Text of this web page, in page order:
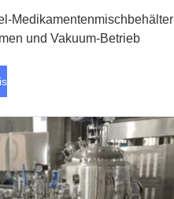
Medikamentenmischbehälter
und Vakuum-Betrieb